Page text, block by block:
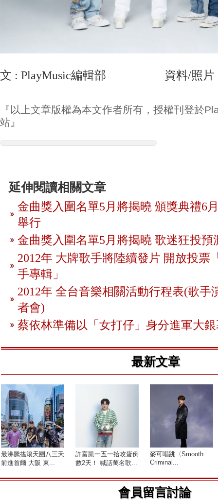
文 : PlayMusic編輯部 資料/照片 :
『以上文章版權為本文作者所有，授權刊登於
站』
延伸閱讀相關文章
金曲獎入圍名單5月將揭曉 頒獎典禮6
舉行
金曲獎入圍名單5月將揭曉 歌迷狂投預
2012年 大牌歌手將陸續發片 開放投票
手專輯」
2012年 全台音樂相關活動行程表(歌手
者會)
蔡依林準備以「女打仔」身分進軍大
最新文章
最沸騰搖滾天團八三夭
前進首爾 大阪 東...
許富凱一五一拾攻蛋倒
數2天！ 喊話萬名歌...
麥可唱跳〈Smooth
Criminal...
會員留言討論